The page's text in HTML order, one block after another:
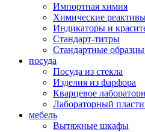
Импортная химия
Химические
Индикаторы и
Стандарт-титры
Стандартные
посуда
Посуда из стекла
Изделия из фарфора
Кварцевое
Лабораторный
мебель
Вытяжные шкафы